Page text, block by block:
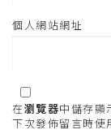
個人網站網址
在瀏覽器中儲存顯
下次發佈留言時使